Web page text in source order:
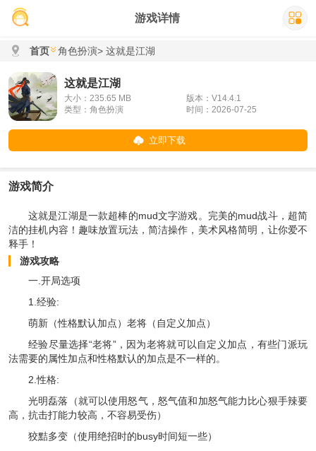
游戏详情
首页 角色扮演> 这就是江湖
这就是江湖
大小：235.65 MB
版本：V14.4.1
类型：角色扮演
时间：2026-07-25
立即下载
游戏简介
这就是江湖是一款超棒的mud文字游戏。完美的mud战斗，超简
洁的挂机内容！趣味放置玩法，简洁操作，美术风格简明，让你爱不
释手！
游戏攻略
一.开局选项
1.经验:
萌新（性格默认加点）老将（自定义加点）
经验尽量选择“老将”，因为老将就可以自定义加点，有些门派玩
法需要的属性加点和性格默认的加点是不一样的。
2.性格:
光明磊落（就可以使用怒气，怒气值和加怒气能力比心狠手辣要
高，抗击打能力较高，不容易受伤）
狡黠多变（使用绝招时的busy时间短一些）